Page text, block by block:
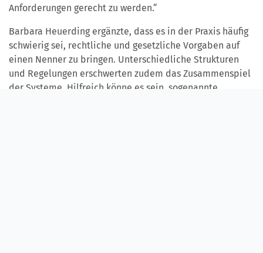
Anforderungen gerecht zu werden.“
Barbara Heuerding ergänzte, dass es in der Praxis häufig
schwierig sei, rechtliche und gesetzliche Vorgaben auf
einen Nenner zu bringen. Unterschiedliche Strukturen
und Regelungen erschwerten zudem das Zusammenspiel
der Systeme. Hilfreich könne es sein, sogenannte